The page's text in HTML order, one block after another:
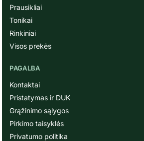
Prausikliai
Tonikai
Rinkiniai
Visos prekės
PAGALBA
Kontaktai
Pristatymas ir DUK
Grąžinimo sąlygos
Pirkimo taisyklės
Privatumo politika